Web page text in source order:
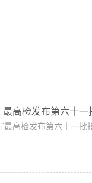
最高检发布第六十一
高检发布第六十一